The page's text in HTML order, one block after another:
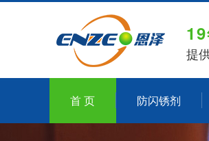
提
首 页 防闪锈剂